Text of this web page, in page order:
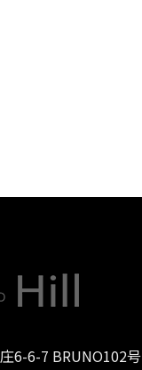
6-6-7 BRUNO102号